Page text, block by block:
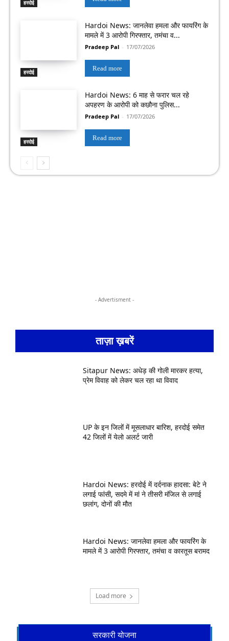
हरदोई
हरदोई
Hardoi News: जानलेवा हमला और फायरिंग के
मामले में 3 आरोपी गिरफ्तार, तमंचा व...
Pradeep Pal - 17/07/2026
Read more
हरदोई
Hardoi News: 6 माह से फरार चल रहे
अपहरण के आरोपी को कछौना पुलिस...
Pradeep Pal - 17/07/2026
Read more
- Advertisment -
ताज़ा ख़बरें
Sitapur News: अधेड़ की गोली मारकर हत्या,
प्रेम विवाह को लेकर चल रहा था विवाद
UP के इन जिलों में मूसलाधार बारिश, हरदोई समेत
42 जिलों में येलो अलर्ट जारी
Hardoi News: हरदोई में दर्दनाक हादसा: बेटे ने
लगाई फांसी, सदमे में मां ने तीसरी मंजिल से लगाई
छलांग, दोनों की मौत
Hardoi News: जानलेवा हमला और फायरिंग के
मामले में 3 आरोपी गिरफ्तार, तमंचा व कारतूस बरामद
Load more
सरकारी योजना